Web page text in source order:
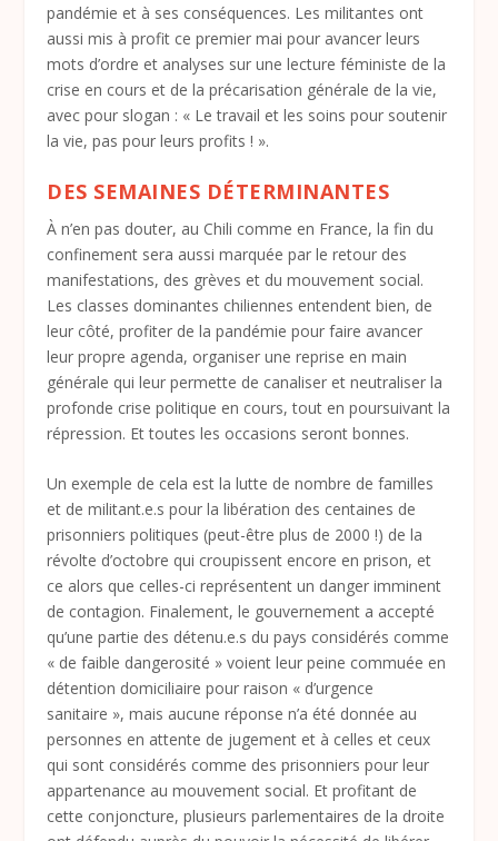
pandémie et à ses conséquences. Les militantes ont
aussi mis à profit ce premier mai pour avancer leurs
mots d’ordre et analyses sur une lecture féministe de la
crise en cours et de la précarisation générale de la vie,
avec pour slogan : « Le travail et les soins pour soutenir
la vie, pas pour leurs profits ! ».
DES SEMAINES DÉTERMINANTES
À n’en pas douter, au Chili comme en France, la fin du
confinement sera aussi marquée par le retour des
manifestations, des grèves et du mouvement social.
Les classes dominantes chiliennes entendent bien, de
leur côté, profiter de la pandémie pour faire avancer
leur propre agenda, organiser une reprise en main
générale qui leur permette de canaliser et neutraliser la
profonde crise politique en cours, tout en poursuivant la
répression. Et toutes les occasions seront bonnes.
Un exemple de cela est la lutte de nombre de familles
et de militant.e.s pour la libération des centaines de
prisonniers politiques (peut-être plus de 2000 !) de la
révolte d’octobre qui croupissent encore en prison, et
ce alors que celles-ci représentent un danger imminent
de contagion. Finalement, le gouvernement a accepté
qu’une partie des détenu.e.s du pays considérés comme
« de faible dangerosité » voient leur peine commuée en
détention domiciliaire pour raison « d’urgence
sanitaire », mais aucune réponse n’a été donnée au
personnes en attente de jugement et à celles et ceux
qui sont considérés comme des prisonniers pour leur
appartenance au mouvement social. Et profitant de
cette conjoncture, plusieurs parlementaires de la droite